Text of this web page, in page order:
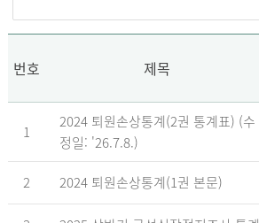
번호 제목
1
2024 퇴원손상통계(2권 통계표) (수
정일: '26.7.8.)
2 2024 퇴원손상통계(1권 본문)